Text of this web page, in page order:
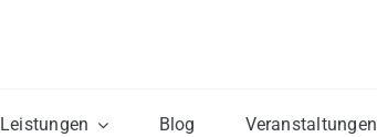
Leistungen Blog Veranstaltungen